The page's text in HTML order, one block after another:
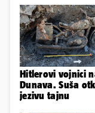
Hitlerovi vojnici
Dunava. Suša
jezivu tajnu